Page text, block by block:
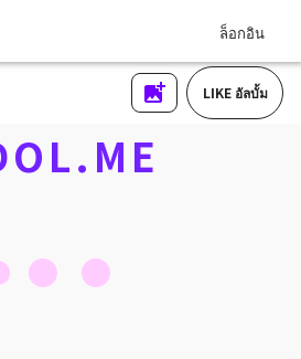
ล็อกอิน
LIKE อัลบั้ม